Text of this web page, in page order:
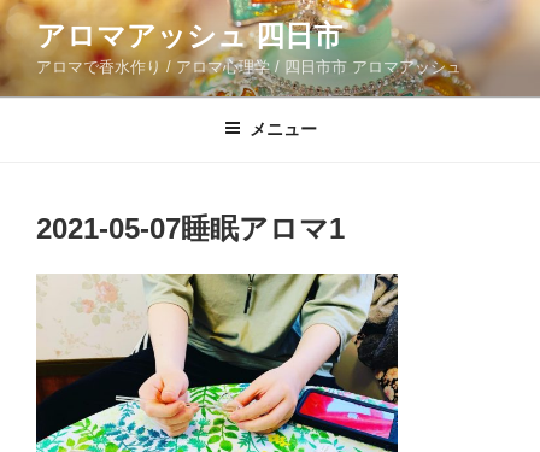
コ
ン
テ
ン
アロマアッシュ 四日市
アロマで香水作り / アロマ心理学 / 四日市市 アロマアッシュ
メニュー
2021-05-07睡眠アロマ1